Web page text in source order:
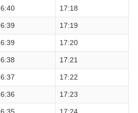
6:40 17:18
6:39 17:19
6:39 17:20
6:38 17:21
6:37 17:22
6:36 17:23